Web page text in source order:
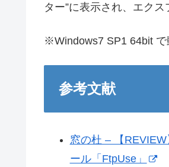
ター”に表示され、エク
※Windows7 SP1 64bit で
参考文献
窓の杜 – 【
ール「FtpUse」